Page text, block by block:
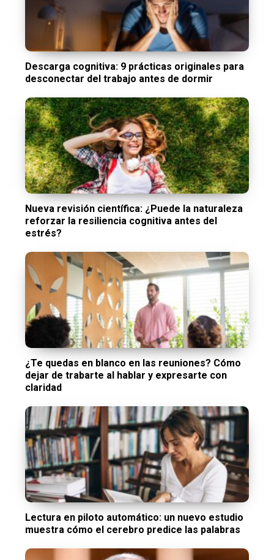
Descarga cognitiva: 9 prácticas originales para
desconectar del trabajo antes de dormir
Nueva revisión científica: ¿Puede la naturaleza
reforzar la resiliencia cognitiva antes del
estrés?
¿Te quedas en blanco en las reuniones? Cómo
dejar de trabarte al hablar y expresarte con
claridad
Lectura en piloto automático: un nuevo estudio
muestra cómo el cerebro predice las palabras